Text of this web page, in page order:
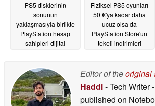
PS5 disklerinin
sonunun
yaklaşmasıyla birlikte
PlayStation hesap
sahipleri dijital
Fiziksel PS5 oyunları
50 €'ya kadar daha
ucuz olsa da
PlayStation Store'un
tekeli indirimleri
Editor of theoriginal
Haddi- Tech Writer
published on